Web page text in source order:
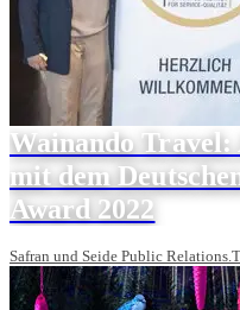
Wainando Travel:
mit dem
Award 2022
Safran und Seide Public